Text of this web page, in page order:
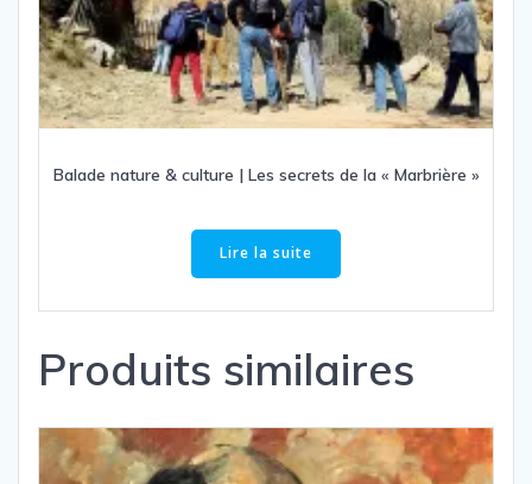
Balade nature & culture | Les secrets de la « Marbrière »
Lire la suite
Produits similaires